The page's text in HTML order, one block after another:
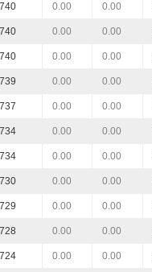
740 0.00 0.00
740 0.00 0.00
740 0.00 0.00
739 0.00 0.00
737 0.00 0.00
734 0.00 0.00
734 0.00 0.00
730 0.00 0.00
729 0.00 0.00
728 0.00 0.00
724 0.00 0.00